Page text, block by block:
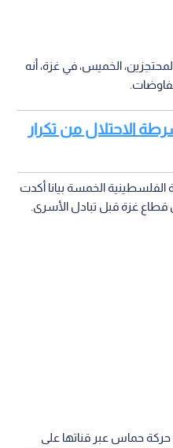
الخميس، في غزة، أنه
الاحتلال من تكرار
الخمسة بيانا أكدت
غزة قبل تبادل الأسرى.
حماس عبر قناتها على